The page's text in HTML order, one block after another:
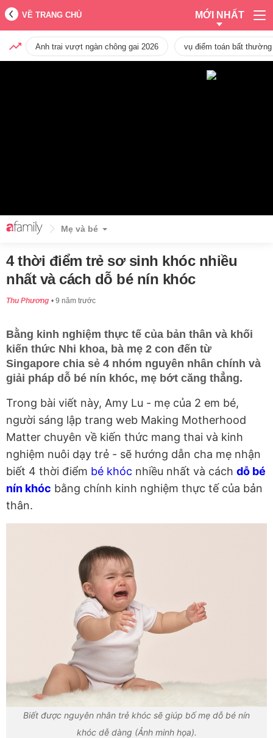
VỀ TRANG CHỦ MỚI NHẤT
Anh trai vượt ngàn chông gai 2026 vụ điểm toán bất
Mẹ và bé
4 thời điểm trẻ sơ sinh khóc nhiều
nhất và cách dỗ bé nín khóc
Thu Phương 9 năm trước
Bằng kinh nghiệm thực tế của bản thân và khối
kiến thức Nhi khoa, bà mẹ 2 con đến từ
Singapore chia sẻ 4 nhóm nguyên nhân chính và
giải pháp dỗ bé nín khóc, mẹ bớt căng thẳng.
Trong bài viết này, Amy Lu - mẹ của 2 em bé,
người sáng lập trang web Making Motherhood
Matter chuyên về kiến thức mang thai và kinh
nghiệm nuôi dạy trẻ - sẽ hướng dẫn cha mẹ nhận
biết 4 thời điểm bé khóc nhiều nhất và cách dỗ bé
nín khóc bằng chính kinh nghiệm thực tế của bản
thân.
Biết được nguyên nhân trẻ khóc sẽ giúp bố mẹ dỗ bé nín
khóc dễ dàng (Ảnh minh họa).